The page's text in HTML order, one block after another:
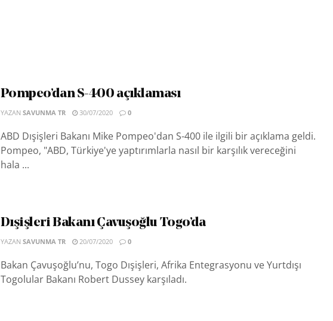
Pompeo’dan S-400 açıklaması
YAZAN SAVUNMA TR 30/07/2020 0
ABD Dışişleri Bakanı Mike Pompeo'dan S-400 ile ilgili bir açıklama geldi.
Pompeo, "ABD, Türkiye'ye yaptırımlarla nasıl bir karşılık vereceğini
hala ...
Dışişleri Bakanı Çavuşoğlu Togo’da
YAZAN SAVUNMA TR 20/07/2020 0
Bakan Çavuşoğlu’nu, Togo Dışişleri, Afrika Entegrasyonu ve Yurtdışı
Togolular Bakanı Robert Dussey karşıladı.